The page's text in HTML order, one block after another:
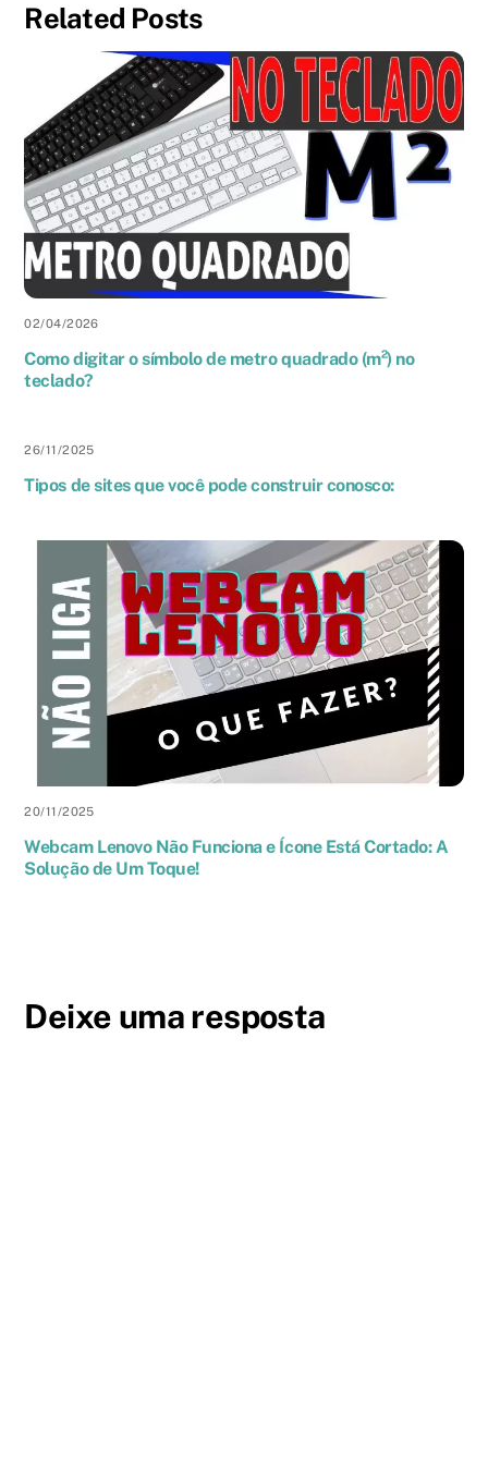
Related Posts
02/04/2026
Como digitar o símbolo de metro quadrado (m²) no
teclado?
26/11/2025
Tipos de sites que você pode construir conosco:
20/11 /2025
Webcam Lenovo Não Funciona e Ícone Está Cortado: A
Solução de Um Toque!
Deixe uma resposta